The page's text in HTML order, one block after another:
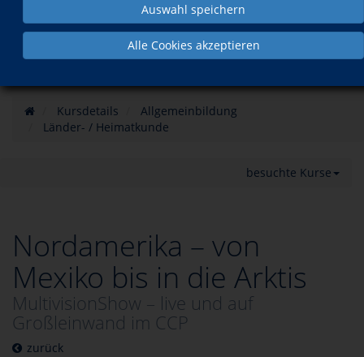
Auswahl speichern
Alle Cookies akzeptieren
Kursdetails
Allgemeinbildung
Länder- / Heimatkunde
besuchte Kurse
Nordamerika – von
Mexiko bis in die Arktis
MultivisionShow – live und auf
Großleinwand im CCP
zurück